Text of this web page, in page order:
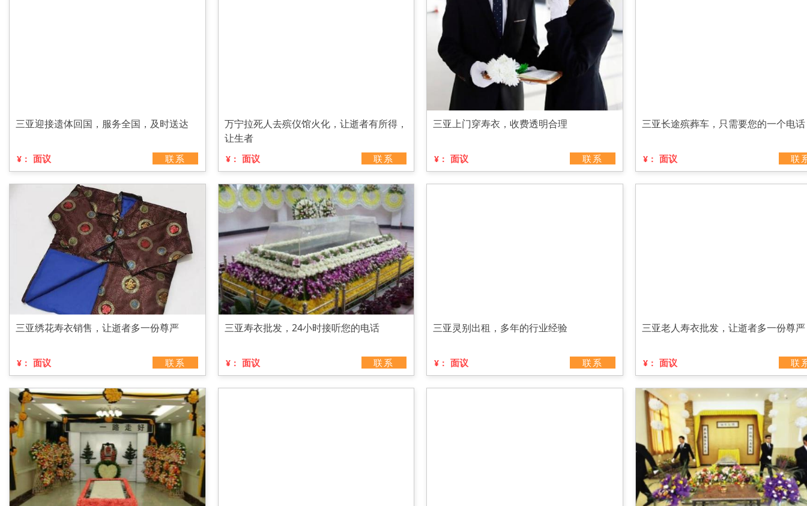
三亚迎接遗体回国，服务全国，及时送达
¥： 面议 联系
万宁拉死人去殡仪馆火化，让逝者有所得，
让生者
¥： 面议 联系
三亚上门穿寿衣，收费透明合理
¥： 面议 联系
三亚长途殡葬车，只需要您的一个电话
¥： 面议 联
三亚绣花寿衣销售，让逝者多一份尊严
¥： 面议 联系
三亚寿衣批发，24小时接听您的电话
¥： 面议 联系
三亚灵别出租，多年的行业经验
¥： 面议 联系
三亚老人寿衣批发，让逝者多一份尊严
¥： 面议 联